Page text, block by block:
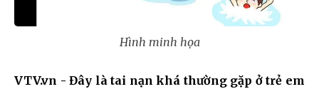
Hình minh họa
VTV.vn - Đây là tai nạn khá thường gặp ở trẻ em